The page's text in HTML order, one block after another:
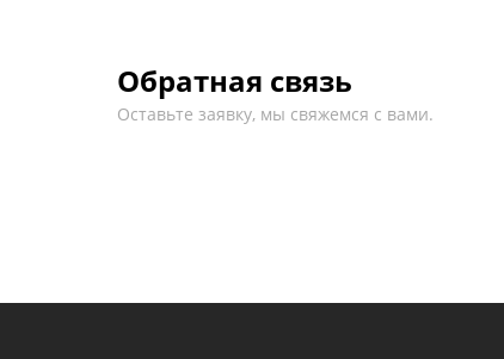
Обратная связь
Оставьте заявку, мы свяжемся с вами.